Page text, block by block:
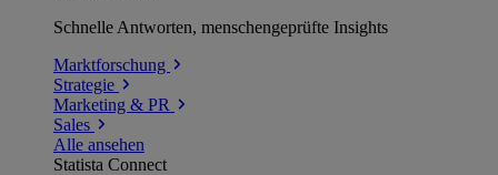
Schnelle Antworten, menschengeprüfte Insights
Marktforschung
Strategie
Marketing & PR
Sales
Alle ansehen
Statista Connect